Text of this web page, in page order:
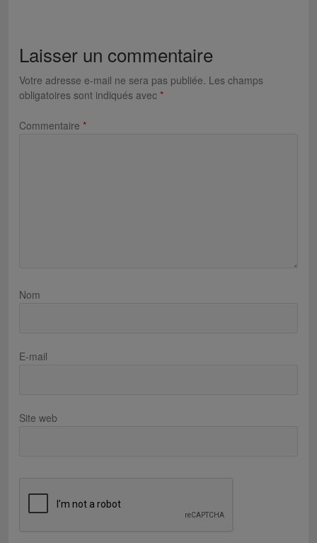
Laisser un commentaire
Votre adresse e-mail ne sera pas publiée. Les champs
obligatoires sont indiqués avec *
Commentaire *
Nom
E-mail
Site web